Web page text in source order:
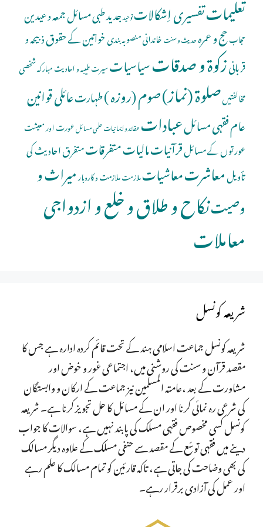
تعلیماتتفسیری اِشکالاتتوحیدجدید طبی مسائلجمعہ و عیدین
حجابحج و عمرہحدیث و سنتخاندانی منصوبہ بندیخواتین کے حقوقذبیحہ و
قربانیزکوۃ و صدقاتسیاسیاتسیرت طیبہ و احادیث مبارکہشخصی
مخالفتیںصلوة (نماز)صوم (روزہ )طہارتعائلی قوانین
عام فقہی مسائلعباداتعقائد و ایمانیاتعلمی مسائلعورت اور معیشت
عورتوں کے مسائلقرآنیاتمالیاتمتفرقاتمتفرق احادیث کی
تأویلمعاشرتمعاشیاتملازمتملازمت و کاروبارمیراث و
وصیتنکاح و طلاق و خلع و ازدواجی
معاملات
شریعہ کونسل
شریعہ کونسل جماعت اسلامی ہند کے تحت قائم کردہ ادارہ ہے جس کا
مقصد قرآن و سنت کی روشنی میں، اجتماعی غور و خوض اور
مشاورت کے بعد ،عامتہ المسلمین نیز جماعت کے ارکان و وابستگان
کی شرعی رہ نمائی کرنا اور ان کے مسائل کا حل تجویز کرنا ہے۔ شریعہ
کونسل کسی مخصوص فقہی مسلک کی پابند نہیں ہے، سوالات کا جواب
دینے میں فقہی توسّع کے مقصد سے حنفی مسلک کے علاوہ دیگر مسالک
کی بھی وضاحت کی جاتی ہے، تاکہ قارئین کو تمام مسالک کا علم رہے
اور عمل کی آزادی برقرار رہے۔